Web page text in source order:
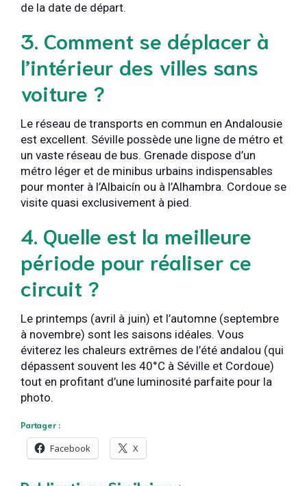
de la date de départ.
3. Comment se déplacer à
l’intérieur des villes sans
voiture ?
Le réseau de transports en commun en Andalousie
est excellent. Séville possède une ligne de métro et
un vaste réseau de bus. Grenade dispose d’un
métro léger et de minibus urbains indispensables
pour monter à l’Albaicín ou à l’Alhambra. Cordoue se
visite quasi exclusivement à pied.
4. Quelle est la meilleure
période pour réaliser ce
circuit ?
Le printemps (avril à juin) et l’automne (septembre
à novembre) sont les saisons idéales. Vous
éviterez les chaleurs extrêmes de l’été andalou (qui
dépassent souvent les 40°C à Séville et Cordoue)
tout en profitant d’une luminosité parfaite pour la
photo.
Partager :
Facebook X